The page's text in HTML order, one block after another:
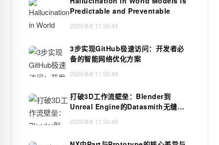
Predictable and Preventable
2026/8/8 11:36:49
3步实现GitHub极速访问：开发者必
备的智能网络优化方案
2026/8/8 11:36:49
打破3D工作流壁垒：Blender到
Unreal Engine的Datasmith无缝桥
2026/8/8 11:36:49